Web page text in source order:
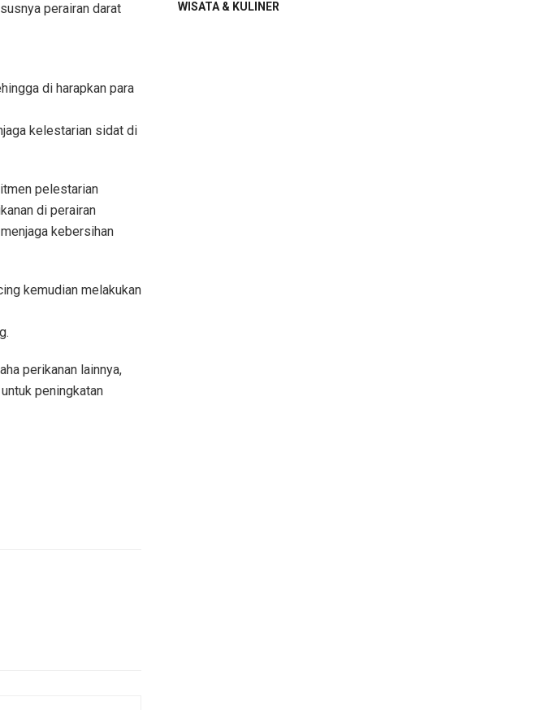
perairan darat
di harapkan para
kelestarian sidat di
pelestarian
di perairan
kebersihan
kemudian melakukan
perikanan lainnya,
peningkatan
WISATA & KULINER